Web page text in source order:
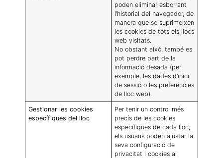
poden eliminar esborrant
l’historial del navegador, de
manera que se suprimeixen
les cookies de tots els llocs
web visitats.
No obstant això, també es
pot perdre part de la
informació desada (per
exemple, les dades d’inici
de sessió o les preferències
de lloc web).
Gestionar les cookies
específiques del lloc
Per tenir un control més
precís de les cookies
específiques de cada lloc,
els usuaris poden ajustar la
seva configuració de
privacitat i cookies al